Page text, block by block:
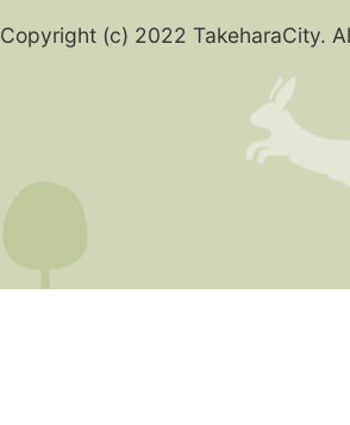
Copyright (c) 2022 TakeharaCity.